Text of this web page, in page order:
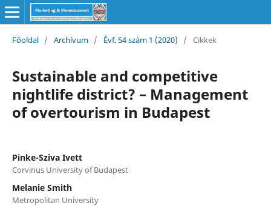
Főoldal / Archívum / Évf. 54 szám 1 (2020) / Cikkek
Sustainable and competitive
nightlife district? – Management
of overtourism in Budapest
Pinke-Sziva Ivett
Corvinus University of Budapest
Melanie Smith
Metropolitan University